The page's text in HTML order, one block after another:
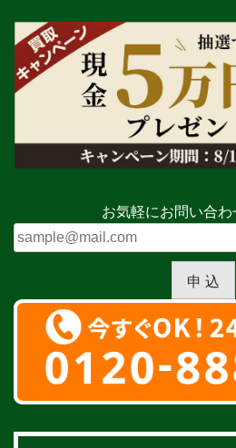
お気軽にお問い合
申 込